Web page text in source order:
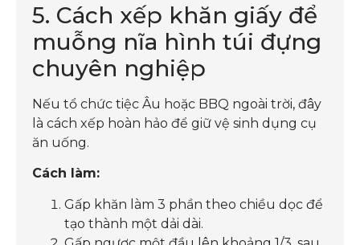
5. Cách xếp khăn giấy để
muỗng nĩa hình túi đựng
chuyên nghiệp
Nếu tổ chức tiệc Âu hoặc BBQ ngoài trời, đây
là cách xếp hoàn hảo để giữ vệ sinh dụng cụ
ăn uống.
Cách làm:
Gấp khăn làm 3 phần theo chiều dọc để
tạo thành một dải dài.